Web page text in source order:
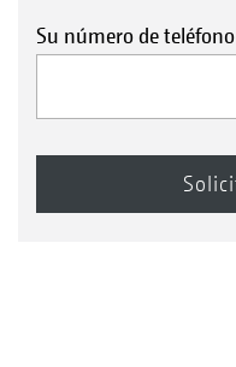
Su número de teléfono